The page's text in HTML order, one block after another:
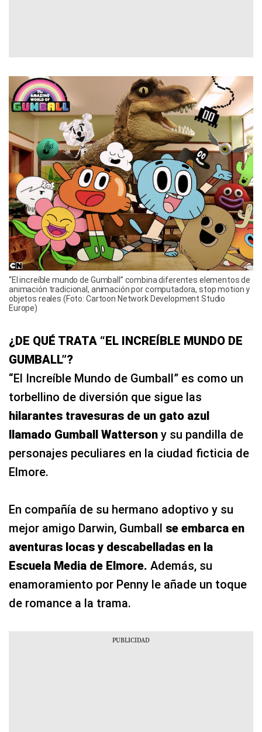
“El increíble mundo de Gumball” combina diferentes elementos de
animación tradicional, animación por computadora, stop motion y
objetos reales (Foto: Cartoon Network Development Studio
Europe)
¿DE QUÉ TRATA “EL INCREÍBLE MUNDO DE
GUMBALL”?
“El Increíble Mundo de Gumball” es como un
torbellino de diversión que sigue las
hilarantes travesuras de un gato azul
llamado Gumball Watterson y su pandilla de
personajes peculiares en la ciudad ficticia de
Elmore.
En compañía de su hermano adoptivo y su
mejor amigo Darwin, Gumball se embarca en
aventuras locas y descabelladas en la
Escuela Media de Elmore. Además, su
enamoramiento por Penny le añade un toque
de romance a la trama.